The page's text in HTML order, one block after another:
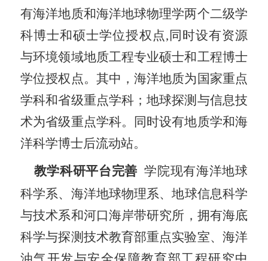
有海洋地质和海洋地球物理学两个二级学
科博士和硕士学位授权点, 同时设有资源
与环境领域地质工程专业硕士和工程博士
学位授权点。其中，海洋地质为国家重点
学科和省级重点学科；地球探测与信息技
术为省级重点学科。同时设有地质学和海
洋科学博士后流动站。
教学科研平台完善 学院现有海洋地球
科学系、海洋地球物理系、地球信息科学
与技术系和河口海岸带研究所，拥有海底
科学与探测技术教育部重点实验室、海洋